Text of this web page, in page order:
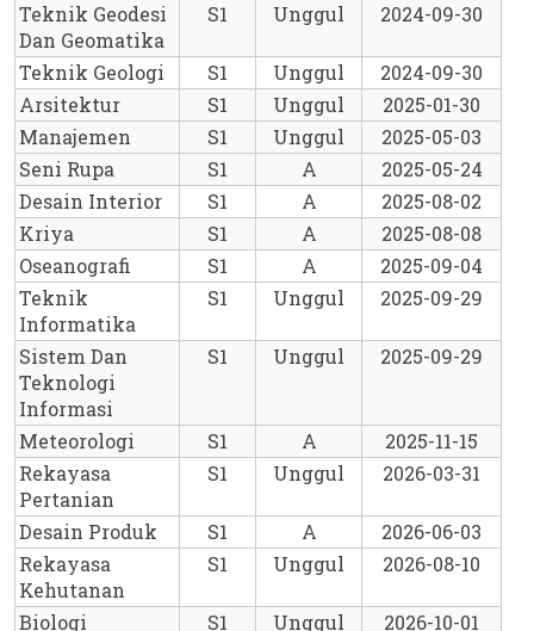
Teknik Geodesi
Dan Geomatika
S1 Unggul 2024-09-30
Teknik Geologi S1 Unggul
2024-09-30
Arsitektur
S1 Unggul
2025-01-30
Manajemen
S1 Unggul
2025-05-03
Seni Rupa
S1 A
2025-05-24
Desain Interior
S1 A
2025-08-02
Kriya
S1 A
2025-08-08
Oseanografi
S1 A
2025-09-04
Teknik
Informatika
S1 Unggul 2025-09-29
Sistem Dan
Teknologi
Informasi
S1 Unggul 2025-09-29
Meteorologi S1 A
2025-11-15
Rekayasa
Pertanian
S1 Unggul 2026-03-31
Desain Produk S1 A
2026-06-03
Rekayasa
Kehutanan
S1 Unggul 2026-08-10
Biologi S1 Unggul 2026-10-01